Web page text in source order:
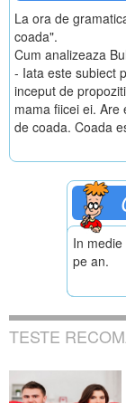
La ora de
coada".
Cum analizeaza
- Iata este subiect
inceput de
mama fiicei ei. Are
de coada. Coada
In
pe an.
TESTE